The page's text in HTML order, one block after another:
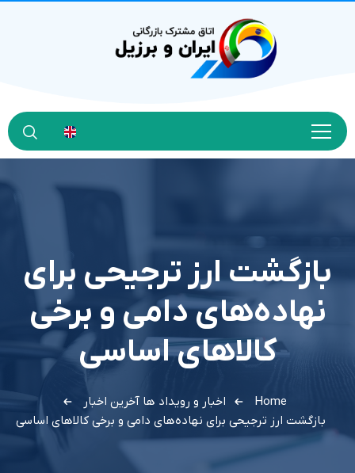
بازگشت ارز ترجیحی برای
نهاده‌های دامی و برخی
کالاهای اساسی
Home اخبار و رویداد ها آخرین اخبار
بازگشت ارز ترجیحی برای نهاده‌های دامی و برخی کالاهای اساسی